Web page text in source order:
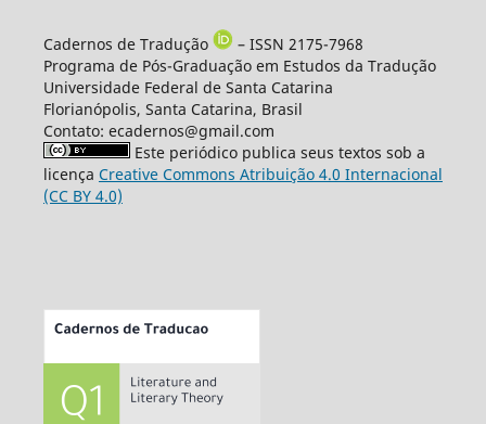
Cadernos de Tradução
– ISSN 2175-7968
Programa de Pós-Graduação em Estudos da Tradução
Universidade Federal de Santa Catarina
Florianópolis, Santa Catarina, Brasil
Contato: ecadernos@gmail.com
Este periódico publica seus textos sob a
licença Creative Commons Atribuição 4.0 Internacional
(CC BY 4.0)